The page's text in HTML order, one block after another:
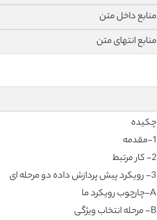
منابع داخل متن
منابع انتهای متن
چکیده
1-مقدمه
2- کار مرتبط
3- رویکرد پیش پردازش داده دو مرحله ای
A-چارچوب رویکرد ما
B- مرحله انتخاب ویژگی